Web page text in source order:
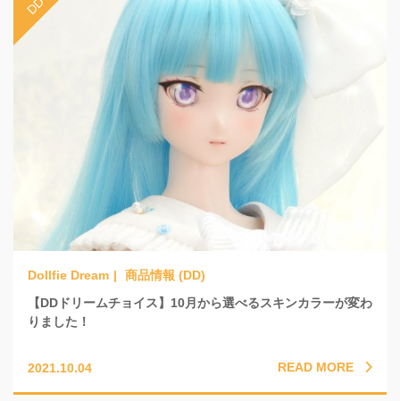
商品情報 (DD)
【DDドリームチョイス】10月から選べるスキンカラーが変わ
りました！
2021.10.04 READ MORE